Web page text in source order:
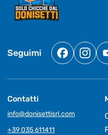
Seguimi
Facebook
Contatti
info@donisettisrl.com
+39 035 611411